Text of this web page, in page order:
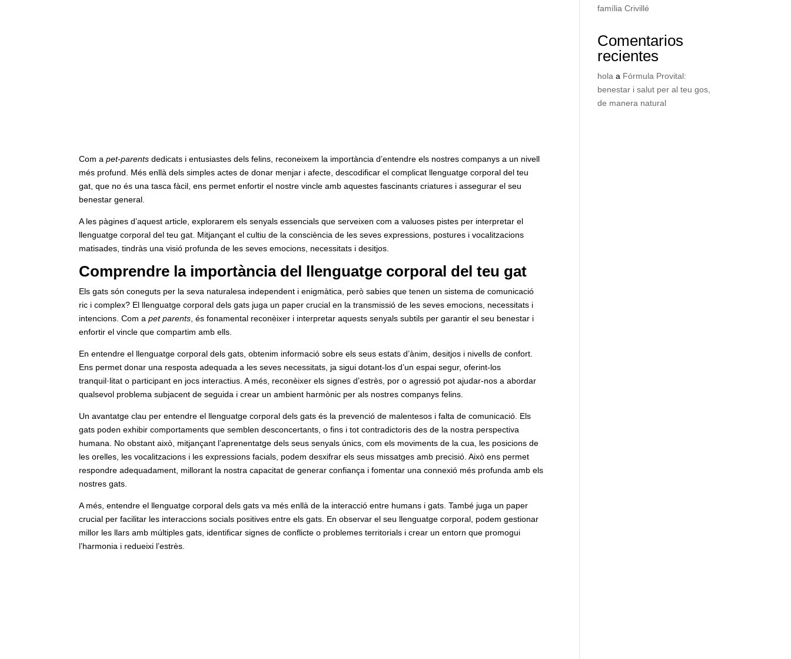
Com apet-parents dedicats i entusiastes dels felins, reconeixem la importància d’entendre els nostres companys a un nivell
més profund. Més enllà dels simples actes de donar menjar i afecte, descodificar el complicat llenguatge corporal del teu
gat, que no és una tasca fàcil, ens permet enfortir el nostre vincle amb aquestes fascinants criatures i assegurar el seu
benestar general.
A les pàgines d’aquest article, explorarem els senyals essencials que serveixen com a valuoses pistes per interpretar el
llenguatge corporal del teu gat. Mitjançant el cultiu de la consciència de les seves expressions, postures i vocalitzacions
matisades, tindràs una visió profunda de les seves emocions, necessitats i desitjos.
Comprendre la importància del llenguatge corporal del teu gat
Els gats són coneguts per la seva naturalesa independent i enigmàtica, però sabies que tenen un sistema de comunicació
ric i complex? El llenguatge corporal dels gats juga un paper crucial en la transmissió de les seves emocions, necessitats i
intencions. Com apet parents , és fonamental reconèixer i interpretar aquests senyals subtils per garantir el seu benestar i
enfortir el vincle que compartim amb ells.
En entendre el llenguatge corporal dels gats, obtenim informació sobre els seus estats d’ànim, desitjos i nivells de confort.
Ens permet donar una resposta adequada a les seves necessitats, ja sigui dotant-los d’un espai segur, oferint-los
tranquil·litat o participant en jocs interactius. A més, reconèixer els signes d’estrès, por o agressió pot ajudar-nos a abordar
qualsevol problema subjacent de seguida i crear un ambient harmònic per als nostres companys felins.
Un avantatge clau per entendre el llenguatge corporal dels gats és la prevenció de malentesos i falta de comunicació. Els
gats poden exhibir comportaments que semblen desconcertants, o fins i tot contradictoris des de la nostra perspectiva
humana. No obstant això, mitjançant l’aprenentatge dels seus senyals únics, com els moviments de la cua, les posicions de
les orelles, les vocalitzacions i les expressions facials, podem desxifrar els seus missatges amb precisió. Això ens permet
respondre adequadament, millorant la nostra capacitat de generar confiança i fomentar una connexió més profunda amb els
nostres gats.
A més, entendre el llenguatge corporal dels gats va més enllà de la interacció entre humans i gats. També juga un paper
crucial per facilitar les interaccions socials positives entre els gats. En observar el seu llenguatge corporal, podem gestionar
millor les llars amb múltiples gats, identificar signes de conflicte o problemes territorials i crear un entorn que promogui
l’harmonia i redueixi l’estrès.
família Crivillé
Comentarios
recientes
hola a Fórmula Provital:
benestar i salut per al teu gos,
de manera natural